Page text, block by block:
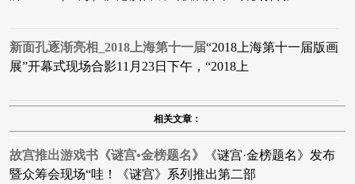
新面孔逐渐亮相_2018上海第十一届“2018上海第十一届版画
展”开幕式现场合影11月23日下午，“2018上
相关文章：
故宫推出游戏书《谜宫•金榜题名》
《谜宫·金榜题名》发布
暨众筹会现场“哇！《谜宫》系列推出第二部